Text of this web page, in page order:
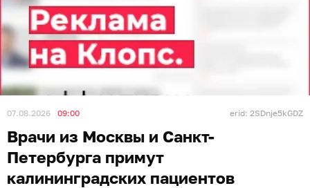
07.08.2026 09:00 erid: 2SDnje5kGDZ
Врачи из Москвы и Санкт-
Петербурга примут
калининградских пациентов